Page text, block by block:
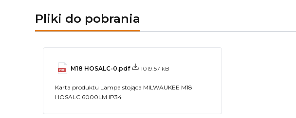
Pliki do pobrania
M18 HOSALC-0.pdf 1019.57 kB
Karta produktu Lampa stojąca MILWAUKEE M18
HOSALC 6000LM IP34